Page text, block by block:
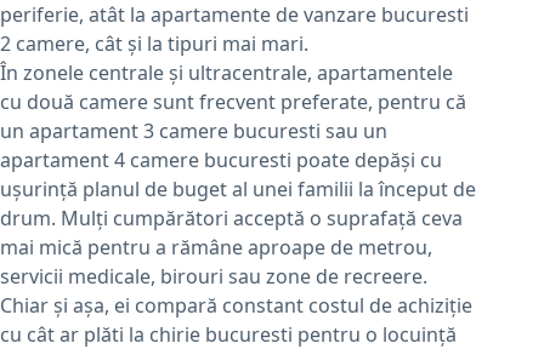
periferie, atât la apartamente de vanzare bucuresti
2 camere, cât și la tipuri mai mari.
În zonele centrale și ultracentrale, apartamentele
cu două camere sunt frecvent preferate, pentru că
un apartament 3 camere bucuresti sau un
apartament 4 camere bucuresti poate depăși cu
ușurință planul de buget al unei familii la început de
drum. Mulți cumpărători acceptă o suprafață ceva
mai mică pentru a rămâne aproape de metrou,
servicii medicale, birouri sau zone de recreere.
Chiar și așa, ei compară constant costul de achiziție
cu cât ar plăti la chirie bucuresti pentru o locuință